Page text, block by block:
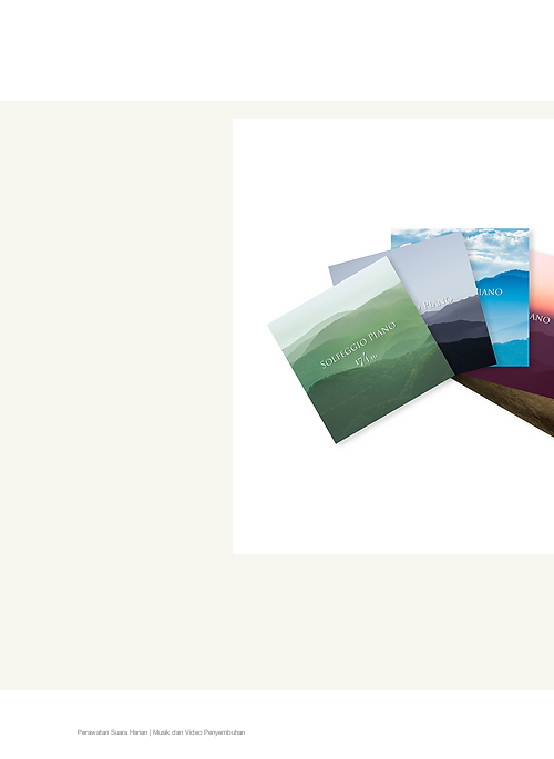
Perawatan Suara Harian | Musik dan Video Penyembuhan